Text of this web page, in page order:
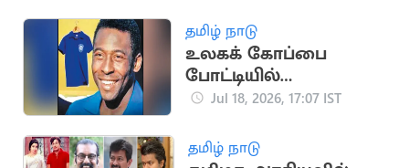
தமிழ் நாடு
உலகக் கோப்பை
போட்டியில்
பயன்படுத்திய பீலே
ஏலம்
Jul 18, 2026, 17:07 IST
தமிழ் நாடு